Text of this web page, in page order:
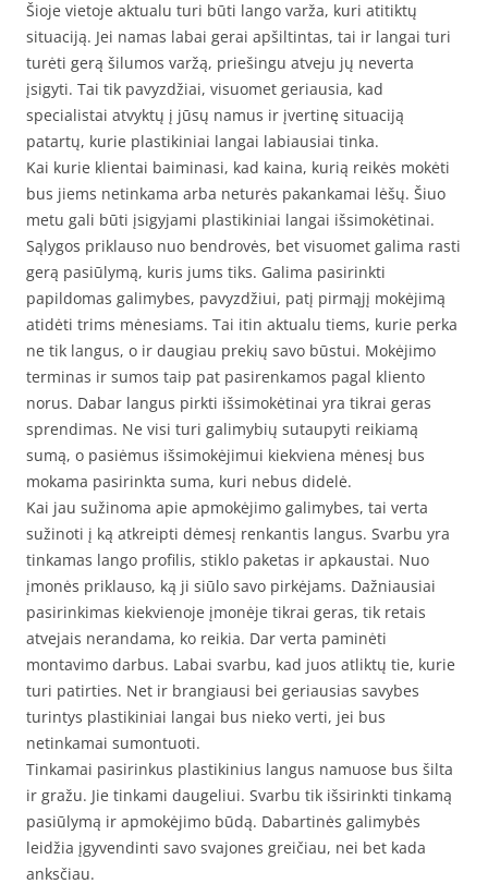
Šioje vietoje aktualu turi būti lango varža, kuri atitiktų
situaciją. Jei namas labai gerai apšiltintas, tai ir langai turi
turėti gerą šilumos varžą, priešingu atveju jų neverta
įsigyti. Tai tik pavyzdžiai, visuomet geriausia, kad
specialistai atvyktų į jūsų namus ir įvertinę situaciją
patartų, kurie plastikiniai langai labiausiai tinka.
Kai kurie klientai baiminasi, kad kaina, kurią reikės mokėti
bus jiems netinkama arba neturės pakankamai lėšų. Šiuo
metu gali būti įsigyjami plastikiniai langai išsimokėtinai.
Sąlygos priklauso nuo bendrovės, bet visuomet galima rasti
gerą pasiūlymą, kuris jums tiks. Galima pasirinkti
papildomas galimybes, pavyzdžiui, patį pirmąjį mokėjimą
atidėti trims mėnesiams. Tai itin aktualu tiems, kurie perka
ne tik langus, o ir daugiau prekių savo būstui. Mokėjimo
terminas ir sumos taip pat pasirenkamos pagal kliento
norus. Dabar langus pirkti išsimokėtinai yra tikrai geras
sprendimas. Ne visi turi galimybių sutaupyti reikiamą
sumą, o pasiėmus išsimokėjimui kiekviena mėnesį bus
mokama pasirinkta suma, kuri nebus didelė.
Kai jau sužinoma apie apmokėjimo galimybes, tai verta
sužinoti į ką atkreipti dėmesį renkantis langus. Svarbu yra
tinkamas lango profilis, stiklo paketas ir apkaustai. Nuo
įmonės priklauso, ką ji siūlo savo pirkėjams. Dažniausiai
pasirinkimas kiekvienoje įmonėje tikrai geras, tik retais
atvejais nerandama, ko reikia. Dar verta paminėti
montavimo darbus. Labai svarbu, kad juos atliktų tie, kurie
turi patirties. Net ir brangiausi bei geriausias savybes
turintys plastikiniai langai bus nieko verti, jei bus
netinkamai sumontuoti.
Tinkamai pasirinkus plastikinius langus namuose bus šilta
ir gražu. Jie tinkami daugeliui. Svarbu tik išsirinkti tinkamą
pasiūlymą ir apmokėjimo būdą. Dabartinės galimybės
leidžia įgyvendinti savo svajones greičiau, nei bet kada
anksčiau.